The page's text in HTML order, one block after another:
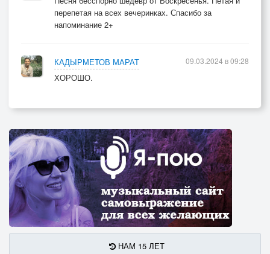
перепетая на всех вечеринках. Спасибо за
напоминание 2+
КАДЫРМЕТОВ МАРАТ
ХОРОШО.
09.03.2024 в 09:28
НАМ 15 ЛЕТ